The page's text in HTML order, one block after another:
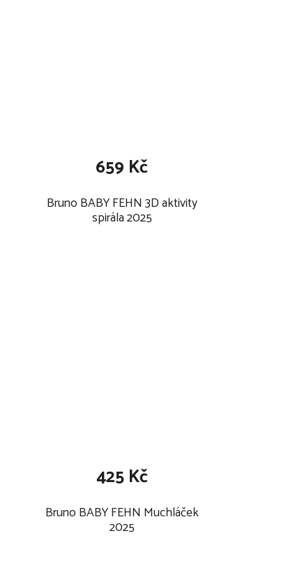
Bruno BABY FEHN 3D aktivity
spirála 2025
659 Kč
Bruno BABY FEHN Muchláček
2025
425 Kč